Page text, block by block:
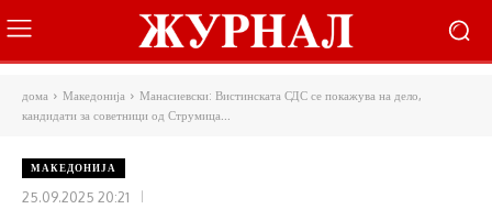
дома Македонија
Манасиевски: Вистинската СДС се покажува на дело,
кандидати за советници од Струмица...
МАКЕДОНИЈА
25.09.2025 20:21